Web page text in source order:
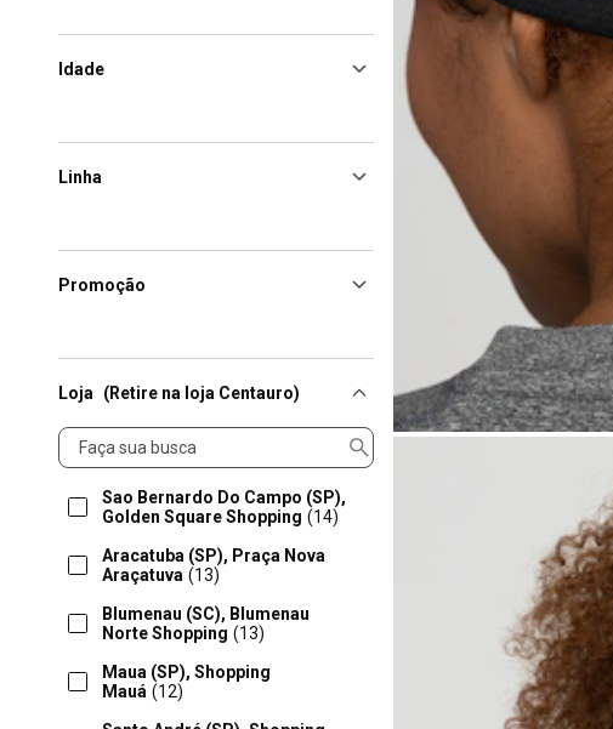
Idade
Linha
Promoção
Loja (Retire na loja Centauro)
Loja
Sao Bernardo Do Campo (SP),
Golden Square Shopping (14)
Aracatuba (SP), Praça Nova
Araçatuva (13)
Blumenau (SC), Blumenau
Norte Shopping (13)
Maua (SP), Shopping
Mauá (12)